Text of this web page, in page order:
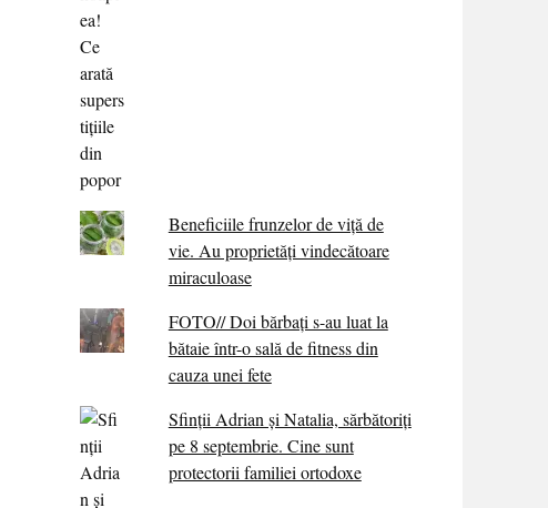
Beneficiile frunzelor de viță de
vie. Au proprietăţi vindecătoare
miraculoase
FOTO// Doi bărbați s-au luat la
bătaie într-o sală de fitness din
cauza unei fete
Sfinții Adrian și Natalia, sărbătoriți
pe 8 septembrie. Cine sunt
protectorii familiei ortodoxe